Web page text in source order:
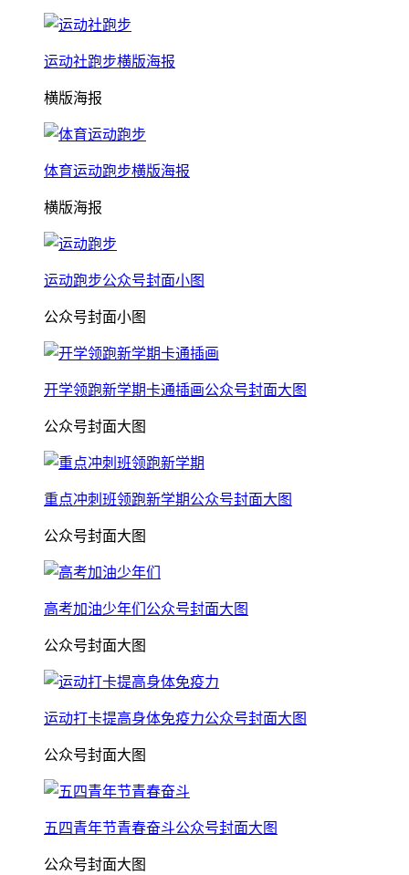
运动社跑步横版海报
横版海报
体育运动跑步横版海报
横版海报
运动跑步公众号封面小图
公众号封面小图
开学领跑新学期卡通插画公众号封面大图
公众号封面大图
重点冲刺班领跑新学期公众号封面大图
公众号封面大图
高考加油少年们公众号封面大图
公众号封面大图
运动打卡提高身体免疫力公众号封面大图
公众号封面大图
五四青年节青春奋斗公众号封面大图
公众号封面大图